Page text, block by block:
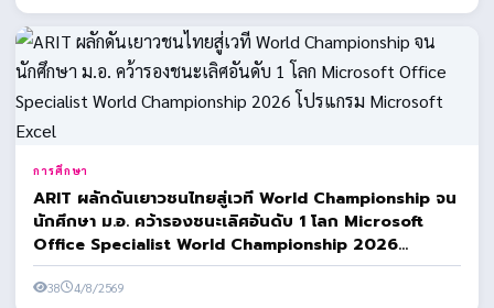
การศึกษา
ARIT ผลักดันเยาวชนไทยสู่เวที World Championship จน
นักศึกษา ม.อ. คว้ารองชนะเลิศอันดับ 1 โลก Microsoft
Office Specialist World Championship 2026
โปรแกรม Microsoft Excel
38 4/8/2569